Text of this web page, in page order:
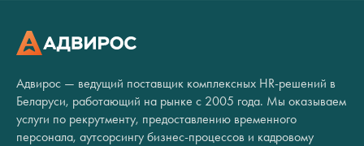
Адвирос — ведущий поставщик комплексных HR-решений в
Беларуси, работающий на рынке с 2005 года. Мы оказываем
услуги по рекрутменту, предоставлению временного
персонала, аутсорсингу бизнес-процессов и кадровому